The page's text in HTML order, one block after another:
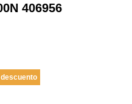
406956